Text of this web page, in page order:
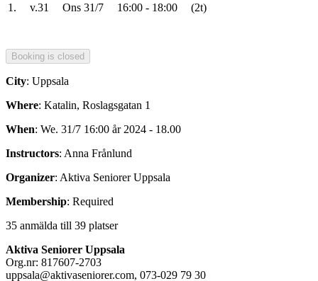
1.
v.31 Ons 31/7 16:00 - 18:00 (2t)
City: Uppsala
Where: Katalin, Roslagsgatan 1
When: We. 31/7 16:00 år 2024 - 18.00
Instructors: Anna Frånlund
Organizer: Aktiva Seniorer Uppsala
Membership: Required
35 anmälda till 39 platser
Aktiva Seniorer Uppsala
Org.nr: 817607-2703
uppsala@aktivaseniorer.com, 073-029 79 30